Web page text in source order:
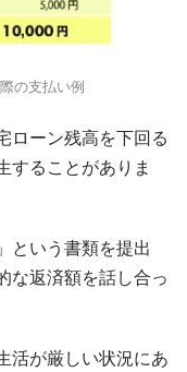
の支払い例
ローン残高を下回る
することがありま
という書類を提出
な返済額を話し合っ
活が厳しい状況にあ